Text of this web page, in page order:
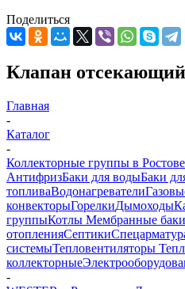
Поделиться
Клапан
Главная
-
Каталог
-
Коллекторные группы в
АнтифризБаки для водыБаки
топливаВодонагреватели
конвекторыГорелкиДымоходы
группыКотлы Мембранные баки
отопленияСептики
системыТепловентиляторы
коллекторные
-